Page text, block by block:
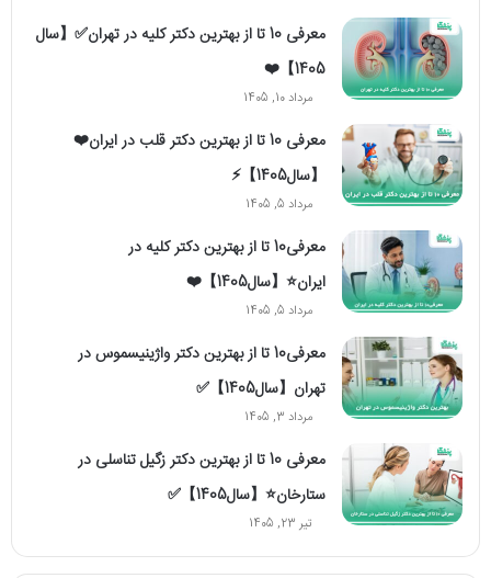
معرفی 10 تا از بهترین دکتر کلیه در تهران✅【سال
1405】❤️
مرداد 10, 1405
معرفی 10 تا از بهترین دکتر قلب در ایران❤️
【سال1405】⚡️
مرداد 5, 1405
معرفی10 تا از بهترین دکتر کلیه در
ایران⭐【سال1405】❤️
مرداد 5, 1405
معرفی10 تا از بهترین دکتر واژینیسموس در
تهران【سال1405】✅
مرداد 3, 1405
معرفی 10 تا از بهترین دکتر زگیل تناسلی در
ستارخان⭐【سال1405】✅
تیر 23, 1405